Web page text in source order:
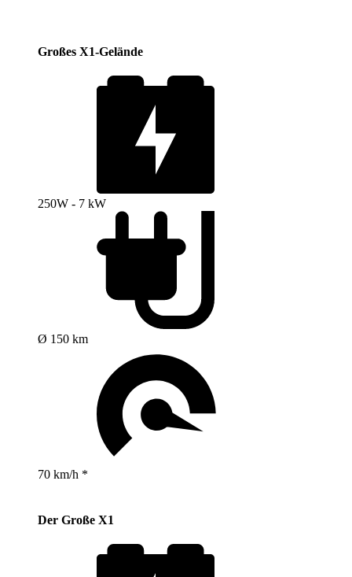
Großes X1-Gelände
250W - 7 kW
Ø 150 km
70 km/h *
Der Große X1